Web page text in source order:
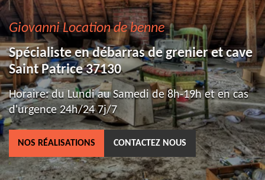
Giovanni Location de benne
Spécialiste en débarras de grenier et cave
Saint Patrice 37130
Horaire: du Lundi au Samedi de 8h-19h et en cas
d'urgence 24h/24 7j/7
NOS RÉALISATIONS CONTACTEZ NOUS